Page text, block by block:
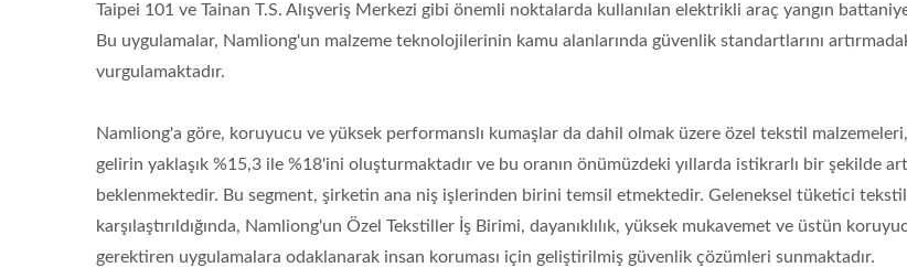
Taipei 101 ve Tainan T.S. Alışveriş Merkezi gibi önemli noktalarda kullanılan elektrikli araç yangın
Bu uygulamalar, Namliong'un malzeme teknolojilerinin kamu alanlarında güvenlik standartlarını
vurgulamaktadır.
Namliong'a göre, koruyucu ve yüksek performanslı kumaşlar da dahil olmak üzere özel tekstil
gelirin yaklaşık %15,3 ile %18'ini oluşturmaktadır ve bu oranın önümüzdeki yıllarda istikrarlı bir şekilde
beklenmektedir. Bu segment, şirketin ana niş işlerinden birini temsil etmektedir. Geleneksel tüketici
karşılaştırıldığında, Namliong'un Özel Tekstiller İş Birimi, dayanıklılık, yüksek mukavemet ve üstün
gerektiren uygulamalara odaklanarak insan koruması için geliştirilmiş güvenlik çözümleri sunmaktadır.